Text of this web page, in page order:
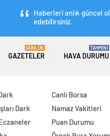
Haberleri anlık güncel
edebilirsiniz.
GAZETELER
GÜNLÜK
HAVA DURUMU
TAHMİNİ
Dark
Canlı Borsa
Namaz Vakitleri
Puan Durumu